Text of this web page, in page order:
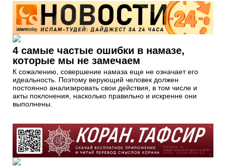
4 самые частые ошибки в намазе,
которые мы не замечаем
К сожалению, совершение намаза еще не означает его
идеальность. Поэтому верующий человек должен
постоянно анализировать свои действия, в том числе и
акты поклонения, насколько правильно и искренне они
выполнены.